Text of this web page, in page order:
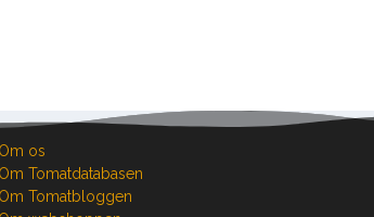
Om os
Om Tomatdatabasen
Om Tomatbloggen